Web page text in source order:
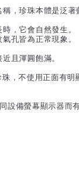
，珍珠本體是泛
，它會自然發生。
孔皆為正常現象。
且渾圓飽滿。
，不使用正面有
備螢幕顯示器而